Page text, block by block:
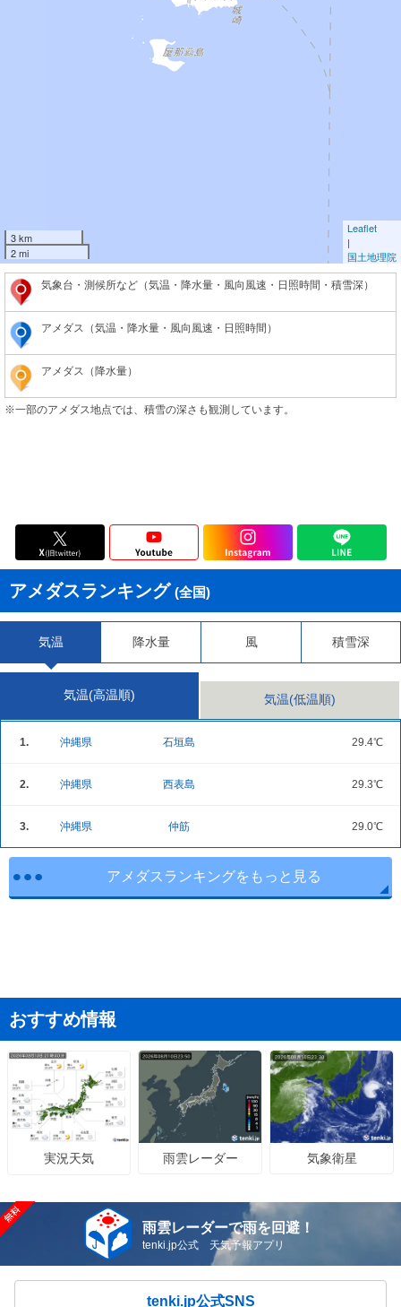
3 km
2 mi
Leaflet
|
国土地理院
気象台・測候所など（気温・降水量・風向風速・日照時間・積雪深）
アメダス（気温・降水量・風向風速・日照時間）
アメダス（降水量）
※一部のアメダス地点では、積雪の深さも観測しています。
アメダスランキング (全国)
気温 降水量 風 積雪深
気温(高温順) 気温(低温順)
1. 沖縄県 石垣島 29.4℃
2. 沖縄県 西表島 29.3℃
3. 沖縄県 仲筋 29.0℃
アメダスランキングをもっと見る
おすすめ情報
実況天気 雨雲レーダー 気象衛星
雨雲レーダーで雨を回避！
tenki.jp公式 天気予報アプリ
tenki.jp公式SNS